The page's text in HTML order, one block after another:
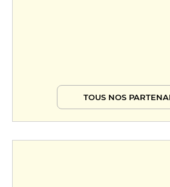
TOUS NOS